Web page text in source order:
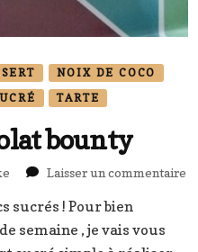
NOIX DE COCO
TARTE
bounty
Laisser un commentairesur
sucrés ! Pour bien
semaine , je vais vous